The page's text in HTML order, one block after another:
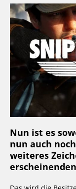
Nun ist es
nun auch
weiteres